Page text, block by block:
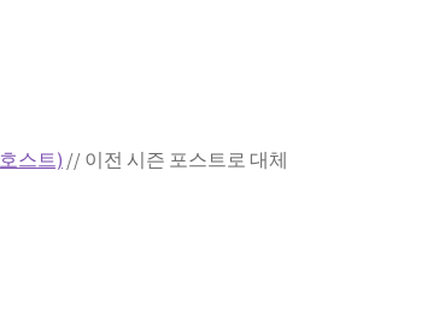
스트) // 이전 시즌 포스트로 대체